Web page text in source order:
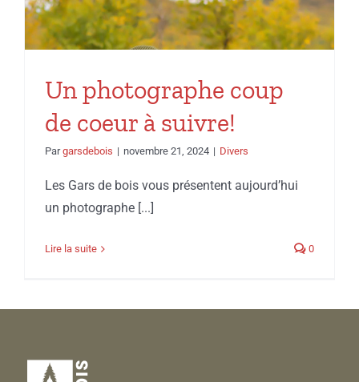
Un photographe coup
de coeur à suivre!
Pargarsdebois | novembre 21, 2024 | Divers
Les Gars de bois vous présentent aujourd’hui
un photographe [...]
Lire la suite 0